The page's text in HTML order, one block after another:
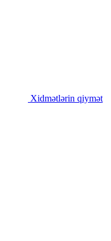
Xidmətlərin qiymət